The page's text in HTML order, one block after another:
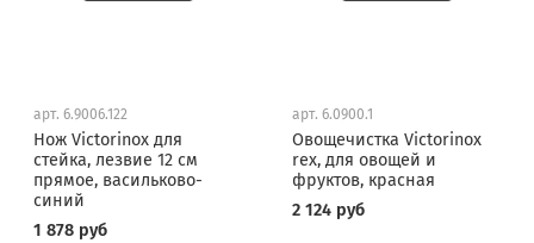
арт. 6.9006.122
Нож Victorinox для
стейка, лезвие 12 см
прямое, васильково-
синий
1 878 руб
арт. 6.0900.1
Овощечистка Victorinox
rex, для овощей и
фруктов, красная
2 124 руб